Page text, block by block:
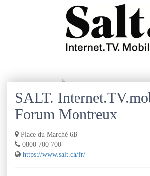
SALT.
Forum Montreux
Place du Marché 6B
0800 700 700
https://www.salt.ch/fr/